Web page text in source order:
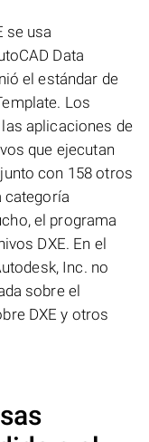
se usa
Data
el estándar de
Los
aplicaciones de
que ejecutan
con 158 otros
categoría
el programa
DXE. En el
Inc. no
sobre el
DXE y otros